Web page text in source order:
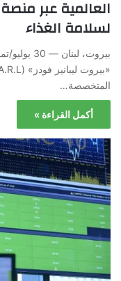
العالمية عبر
لسلامة الغذاء
المتخصصة…
أكمل القراءة »